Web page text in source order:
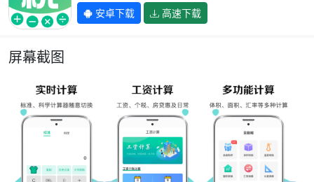
安卓下载 高速下载
屏幕截图